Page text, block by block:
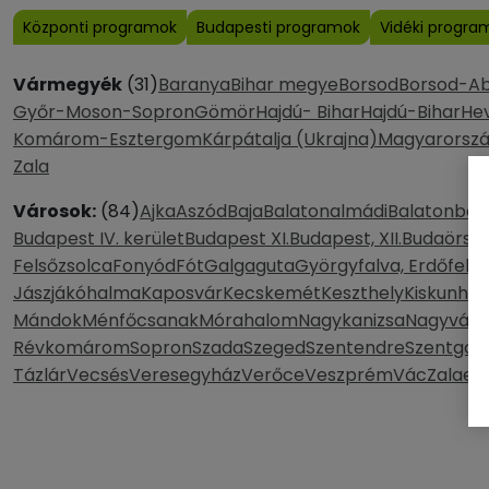
Központi programok Budapesti programok Vidéki
Vármegyék (31)BaranyaBihar megyeBorsodBorsod-
Győr-Moson-SopronGömörHajdú- BiharHajdú-Bihar
Komárom-EsztergomKárpátalja (Ukrajna)
Zala
Városok: (84)AjkaAszódBajaBalatonalmádi
Budapest IV. kerületBudapest XI.Budapest, XII.Budaörs
FelsőzsolcaFonyódFótGalgagutaGyörgyfalva,
JászjákóhalmaKaposvárKecskemétKeszthely
MándokMénfőcsanakMórahalomNagykanizsaNagyvárad
RévkomáromSopronSzadaSzegedSzentendre
TázlárVecsésVeresegyházVerőceVeszprémVác